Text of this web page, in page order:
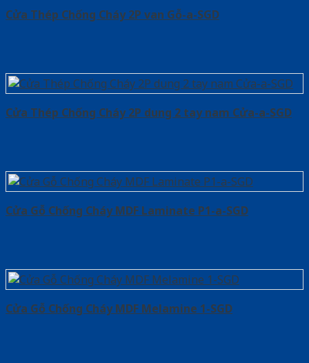
Cửa Thép Chống Cháy 2P van Gỗ-a-SGD
Cửa Thép Chống Cháy 2P dung 2 tay nam Cửa-a-SGD
Cửa Gỗ Chống Cháy MDF Laminate P1-a-SGD
Cửa Gỗ Chống Cháy MDF Melamine 1-SGD